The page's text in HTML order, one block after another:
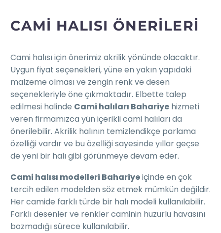
CAMI HALISI ÖNERILERI
Cami halısı için önerimiz akrilik yönünde olacaktır.
Uygun fiyat seçenekleri, yüne en yakın yapıdaki
malzeme olması ve zengin renk ve desen
seçenekleriyle öne çıkmaktadır. Elbette talep
edilmesi halinde Cami halıları Bahariye hizmeti
veren firmamızca yün içerikli cami halıları da
önerilebilir. Akrilik halının temizlendikçe parlama
özelliği vardır ve bu özelliği sayesinde yıllar geçse
de yeni bir halı gibi görünmeye devam eder.
Cami halısı modelleri Bahariyeiçinde en çok
tercih edilen modelden söz etmek mümkün değildir.
Her camide farklı türde bir halı modeli kullanılabilir.
Farklı desenler ve renkler caminin huzurlu havasını
bozmadığı sürece kullanılabilir.